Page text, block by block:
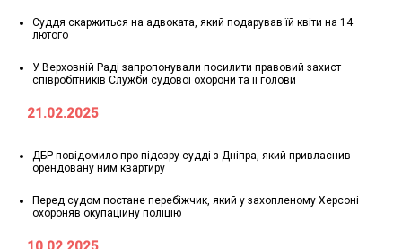
Суддя скаржиться на адвоката, який подарував їй квіти на 14
лютого
У Верховній Раді запропонували посилити правовий захист
співробітників Служби судової охорони та її голови
21.02.2025
ДБР повідомило про підозру судді з Дніпра, який привласнив
орендовану ним квартиру
Перед судом постане перебіжчик, який у захопленому Херсоні
охороняв окупаційну поліцію